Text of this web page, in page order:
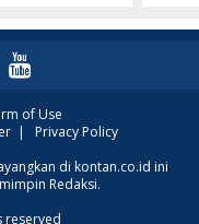
of Use
| Privacy Policy
di kontan.co.id ini
Redaksi.
reserved